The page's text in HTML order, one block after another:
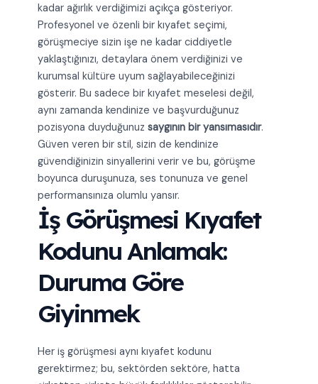
kadar ağırlık verdiğimizi açıkça gösteriyor.
Profesyonel ve özenli bir kıyafet seçimi,
görüşmeciye sizin işe ne kadar ciddiyetle
yaklaştığınızı, detaylara önem verdiğinizi ve
kurumsal kültüre uyum sağlayabileceğinizi
gösterir. Bu sadece bir kıyafet meselesi değil,
aynı zamanda kendinize ve başvurduğunuz
pozisyona duyduğunuz saygının bir yansımasıdır.
Güven veren bir stil, sizin de kendinize
güvendiğinizin sinyallerini verir ve bu, görüşme
boyunca duruşunuza, ses tonunuza ve genel
performansınıza olumlu yansır.
İş Görüşmesi Kıyafet
Kodunu Anlamak:
Duruma Göre
Giyinmek
Her iş görüşmesi aynı kıyafet kodunu
gerektirmez; bu, sektörden sektöre, hatta